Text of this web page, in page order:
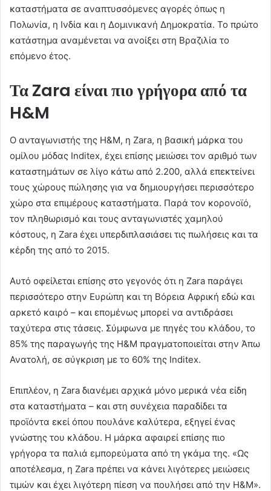
καταστήματα σε αναπτυσσόμενες αγορές όπως η
Πολωνία, η Ινδία και η Δομινικανή Δημοκρατία. Το πρώτο
κατάστημα αναμένεται να ανοίξει στη Βραζιλία το
επόμενο έτος.
Τα Zara είναι πιο γρήγορα από τα
H&M
Ο ανταγωνιστής της H&M, η Zara, η βασική μάρκα του
ομίλου μόδας Inditex, έχει επίσης μειώσει τον αριθμό των
καταστημάτων σε λίγο κάτω από 2.200, αλλά επεκτείνει
τους χώρους πώλησης για να δημιουργήσει περισσότερο
χώρο στα επιμέρους καταστήματα. Παρά τον κορονοϊό,
τον πληθωρισμό και τους ανταγωνιστές χαμηλού
κόστους, η Zara έχει υπερδιπλασιάσει τις πωλήσεις και τα
κέρδη της από το 2015.
Αυτό οφείλεται επίσης στο γεγονός ότι η Zara παράγει
περισσότερο στην Ευρώπη και τη Βόρεια Αφρική εδώ και
αρκετό καιρό – και επομένως μπορεί να αντιδράσει
ταχύτερα στις τάσεις. Σύμφωνα με πηγές του κλάδου, το
85% της παραγωγής της H&M πραγματοποιείται στην Άπω
Ανατολή, σε σύγκριση με το 60% της Inditex.
Επιπλέον, η Zara διανέμει αρχικά μόνο μερικά νέα είδη
στα καταστήματα – και στη συνέχεια παραδίδει τα
προϊόντα εκεί όπου πουλάνε καλύτερα, εξηγεί ένας
γνώστης του κλάδου. Η μάρκα αφαιρεί επίσης πιο
γρήγορα τα παλιά εμπορεύματα από τη γκάμα της. «Ως
αποτέλεσμα, η Zara πρέπει να κάνει λιγότερες μειώσεις
τιμών και έχει λιγότερη πίεση να πουλήσει από την H&M».